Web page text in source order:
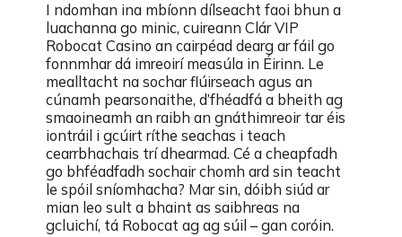
I ndomhan ina mbíonn dílseacht faoi bhun a
luachanna go minic, cuireann Clár VIP
Robocat Casino an cairpéad dearg ar fáil go
fonnmhar dá imreoirí measúla in Éirinn. Le
mealltacht na sochar flúirseach agus an
cúnamh pearsonaithe, d’fhéadfá a bheith ag
smaoineamh an raibh an gnáthimreoir tar éis
iontráil i gcúirt ríthe seachas i teach
cearrbhachais trí dhearmad. Cé a cheapfadh
go bhféadfadh sochair chomh ard sin teacht
le spóil sníomhacha? Mar sin, dóibh siúd ar
mian leo sult a bhaint as saibhreas na
gcluichí, tá Robocat ag ag súil – gan coróin.